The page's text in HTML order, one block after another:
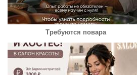
Требуются повара